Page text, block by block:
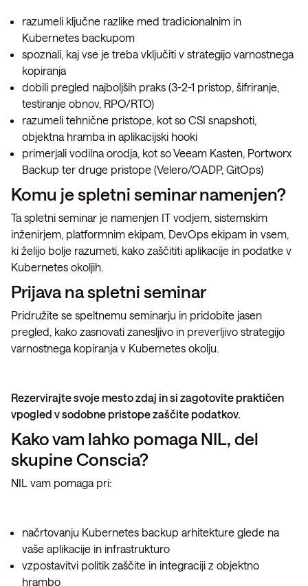
razumeli ključne razlike med tradicionalnim in
Kubernetes backupom
spoznali, kaj vse je treba vključiti v strategijo varnostnega
kopiranja
dobili pregled najboljših praks (3-2-1 pristop, šifriranje,
testiranje obnov, RPO/RTO)
razumeli tehnične pristope, kot so CSI snapshoti,
objektna hramba in aplikacijski hooki
primerjali vodilna orodja, kot so Veeam Kasten, Portworx
Backup ter druge pristope (Velero/OADP, GitOps)
Komu je spletni seminar namenjen?
Ta spletni seminar je namenjen IT vodjem, sistemskim
inženirjem, platformnim ekipam, DevOps ekipam in vsem,
ki želijo bolje razumeti, kako zaščititi aplikacije in podatke v
Kubernetes okoljih.
Prijava na spletni seminar
Pridružite se speltnemu seminarju in pridobite jasen
pregled, kako zasnovati zanesljivo in preverljivo strategijo
varnostnega kopiranja v Kubernetes okolju.
Rezervirajte svoje mesto zdaj in si zagotovite praktičen
vpogled v sodobne pristope zaščite podatkov.
Kako vam lahko pomaga NIL, del
skupine Conscia?
NIL vam pomaga pri:
načrtovanju Kubernetes backup arhitekture glede na
vaše aplikacije in infrastrukturo
vzpostavitvi politik zaščite in integraciji z objektno
hrambo